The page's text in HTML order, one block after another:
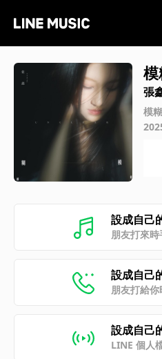
張
模糊
設成自己
朋友打來
設成自己
朋友打給
設成自己
LINE 個人